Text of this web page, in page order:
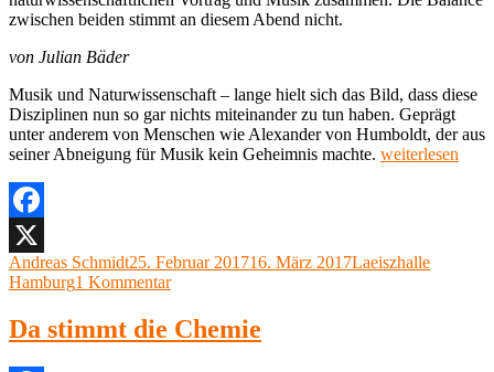
zwischen beiden stimmt an diesem Abend nicht.
von Julian Bäder
Musik und Naturwissenschaft – lange hielt sich das Bild, dass diese
Disziplinen nun so gar nichts miteinander zu tun haben. Geprägt
unter anderem von Menschen wie Alexander von Humboldt, der aus
seiner Abneigung für Musik kein Geheimnis machte. „Humboldt
Laeiszhalle
Hamburg,
weiterlesen
Facebook
X
Autor
Andreas SchmidtVeröffentlicht
am
25. Februar 201716. März 2017Kategorien
Laeiszhalle
Hamburg1 Kommentarzu
Science-
&
Da stimmt die Chemie